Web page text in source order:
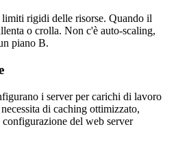
rigidi delle risorse. Quando il
o crolla. Non c'è auto-scaling,
piano B.
i server per carichi di lavoro
di caching ottimizzato,
del web server